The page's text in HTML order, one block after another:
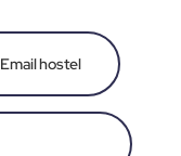
Email hostel